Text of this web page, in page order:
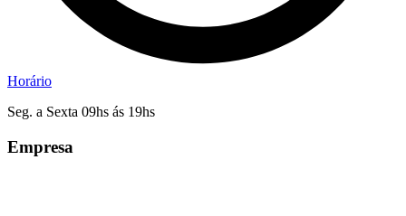
Horário
Seg. a Sexta 09hs ás 19hs
Empresa